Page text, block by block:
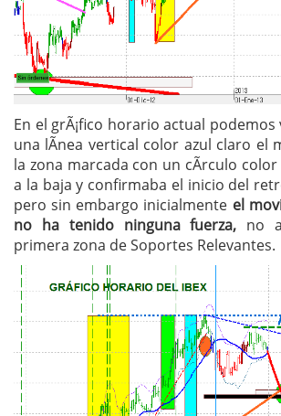
En el grÃ¡fico horario actual
una lÃ­nea vertical color azul claro el
la zona marcada con un cÃ­rculo
a la baja y confirmaba el inicio del
pero sin embargo inicialmente el
no ha tenido ninguna fuerza, no
primera zona de Soportes Relevantes.